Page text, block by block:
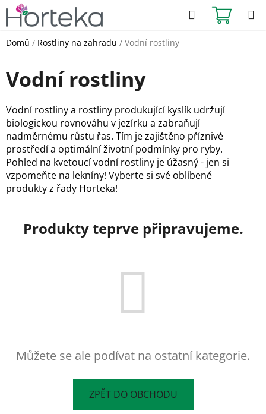
Přejít
na
obsah
Hledat
KOŠÍK
Domů / Rostliny na zahradu / Vodní rostliny
Vodní rostliny
Vodní rostliny a rostliny produkující kyslík udržují
biologickou rovnováhu v jezírku a zabraňují
nadměrnému růstu řas. Tím je zajištěno příznivé
prostředí a optimální životní podmínky pro ryby.
Pohled na kvetoucí vodní rostliny je úžasný - jen si
vzpomeňte na lekníny! Vyberte si své oblíbené
produkty z řady Horteka!
Produkty teprve připravujeme.
Můžete se ale podívat na ostatní kategorie.
ZPĚT DO OBCHODU